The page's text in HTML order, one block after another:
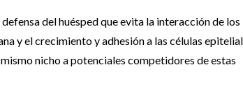
del huésped que evita la interacción de los
y el crecimiento y adhesión a las células
nicho a potenciales competidores de estas